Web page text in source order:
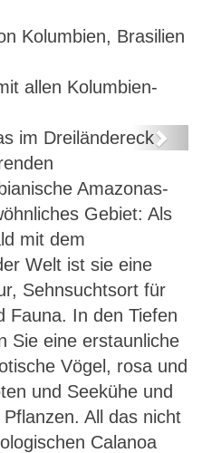
Kolumbien, Brasilien
allen Kolumbien-
Next
Amazonas-
Gebiet: Als
mit dem
Welt ist sie eine
Sehnsuchtsort für
Fauna. In den Tiefen
Sie eine erstaunliche
Vögel, rosa und
und Seekühe und
All das nicht
Calanoa